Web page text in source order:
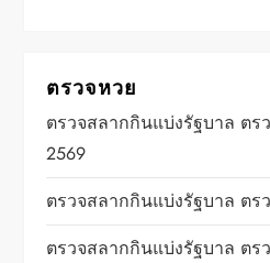
ตรวจหวย
ตรวจสลากกินแบ่งรัฐบาล ตร
2569
ตรวจสลากกินแบ่งรัฐบาล ตร
ตรวจสลากกินแบ่งรัฐบาล ตร